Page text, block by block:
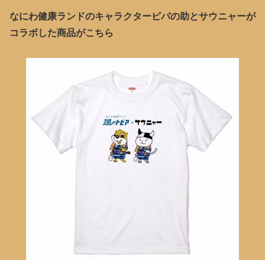
なにわ健康ランドのキャラクタービバの助とサウニャーが
コラボした商品がこちら